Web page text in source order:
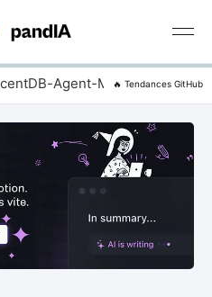
Agent-Memory🔥 Tendances GitHub